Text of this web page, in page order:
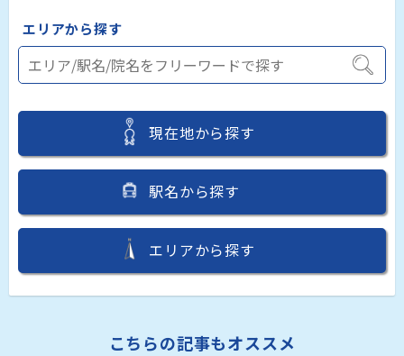
エリアから探す
現在地から探す
駅名から探す
エリアから探す
こちらの記事もオススメ